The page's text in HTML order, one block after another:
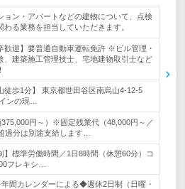
ョン・アパートなどの建物について、点検
る業務を担当していただきます。
歓迎】要普通自動車運転免許 ※ビル管理・
、建築施工管理技士、宅地建物取引士など
徒歩1分】 東京都世田谷区南烏山4-12-5
ンの現…
円～）※固定残業代（48,000円～／
過分は別途支給します…
】標準労働時間／1日8時間（休憩60分）コ
フレキシ…
間カレンダーによる◆週休2日制（日曜・